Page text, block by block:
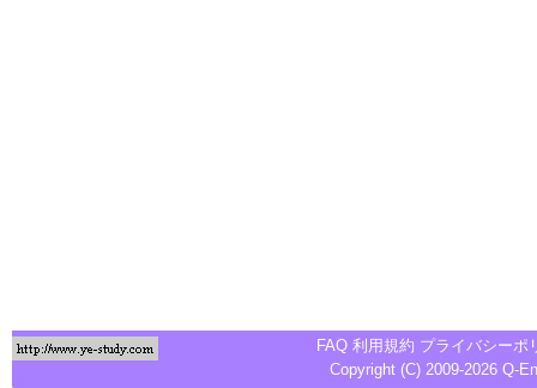
FAQ 利用規約 プライバシーポ
Copyright (C) 2009-2026 Q-